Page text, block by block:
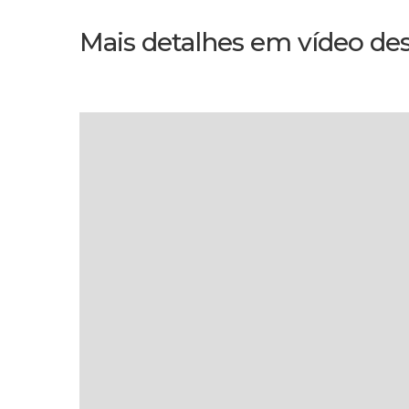
Mais detalhes em vídeo